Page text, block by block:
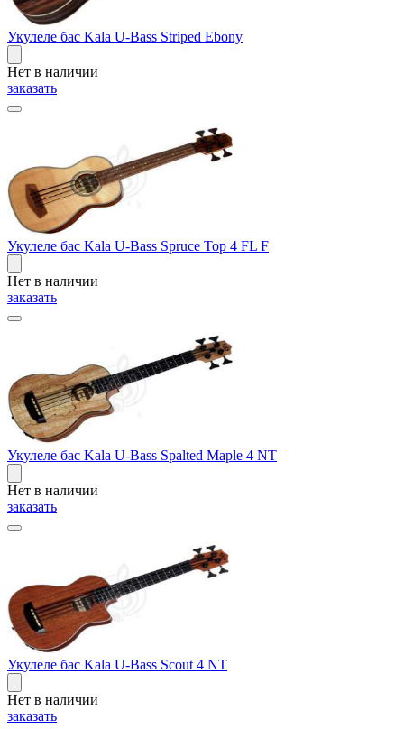
Укулеле бас Kala U-Bass Striped Ebony
Нет в наличии
заказать
Укулеле бас Kala U-Bass Spruce Top 4 FL F
Нет в наличии
заказать
Укулеле бас Kala U-Bass Spalted Maple 4 NT
Нет в наличии
заказать
Укулеле бас Kala U-Bass Scout 4 NT
Нет в наличии
заказать